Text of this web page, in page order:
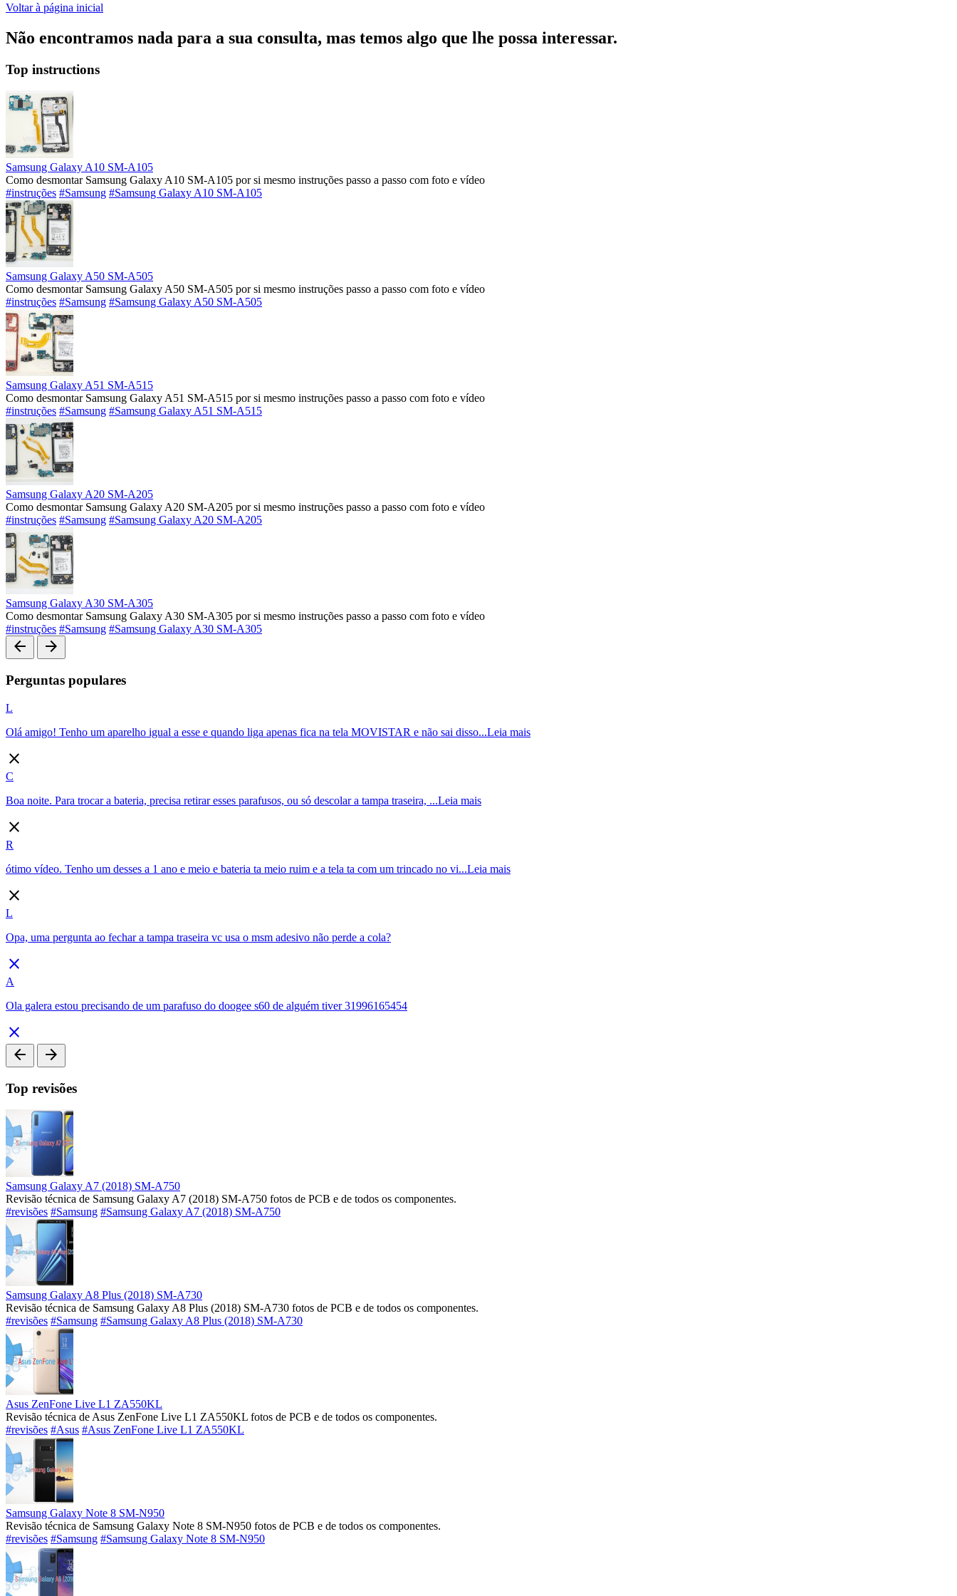
Voltar à página inicial
Não encontramos nada para a sua consulta, mas temos algo que lhe possa interessar.
Top instructions
Samsung Galaxy A10 SM-A105
Como desmontar Samsung Galaxy A10 SM-A105 por si mesmo instruções passo a passo com foto e vídeo
#instruções #Samsung #Samsung Galaxy A10 SM-A105
Samsung Galaxy A50 SM-A505
Como desmontar Samsung Galaxy A50 SM-A505 por si mesmo instruções passo a passo com foto e vídeo
#instruções #Samsung #Samsung Galaxy A50 SM-A505
Samsung Galaxy A51 SM-A515
Como desmontar Samsung Galaxy A51 SM-A515 por si mesmo instruções passo a passo com foto e vídeo
#instruções #Samsung #Samsung Galaxy A51 SM-A515
Samsung Galaxy A20 SM-A205
Como desmontar Samsung Galaxy A20 SM-A205 por si mesmo instruções passo a passo com foto e vídeo
#instruções #Samsung #Samsung Galaxy A20 SM-A205
Samsung Galaxy A30 SM-A305
Como desmontar Samsung Galaxy A30 SM-A305 por si mesmo instruções passo a passo com foto e vídeo
#instruções #Samsung #Samsung Galaxy A30 SM-A305
arrow_back arrow_forward
Perguntas populares
L
Olá amigo! Tenho um aparelho igual a esse e quando liga apenas fica na tela MOVISTAR e não sai disso...Leia mais
close
C
Boa noite. Para trocar a bateria, precisa retirar esses parafusos, ou só descolar a tampa traseira, ...Leia mais
close
R
ótimo vídeo. Tenho um desses a 1 ano e meio e bateria ta meio ruim e a tela ta com um trincado no vi...Leia mais
close
L
Opa, uma pergunta ao fechar a tampa traseira vc usa o msm adesivo não perde a cola?
close
A
Ola galera estou precisando de um parafuso do doogee s60 de alguém tiver 31996165454
close
arrow_back
arrow_forward
Top revisões
Samsung Galaxy A7 (2018) SM-A750
Revisão técnica de Samsung Galaxy A7 (2018) SM-A750 fotos de PCB e de todos os componentes.
#revisões #Samsung #Samsung Galaxy A7 (2018) SM-A750
Samsung Galaxy A8 Plus (2018) SM-A730
Revisão técnica de Samsung Galaxy A8 Plus (2018) SM-A730 fotos de PCB e de todos os componentes.
#revisões #Samsung #Samsung Galaxy A8 Plus (2018) SM-A730
Asus ZenFone Live L1 ZA550KL
Revisão técnica de Asus ZenFone Live L1 ZA550KL fotos de PCB e de todos os componentes.
#revisões #Asus #Asus ZenFone Live L1 ZA550KL
Samsung Galaxy Note 8 SM-N950
Revisão técnica de Samsung Galaxy Note 8 SM-N950 fotos de PCB e de todos os componentes.
#revisões #Samsung #Samsung Galaxy Note 8 SM-N950